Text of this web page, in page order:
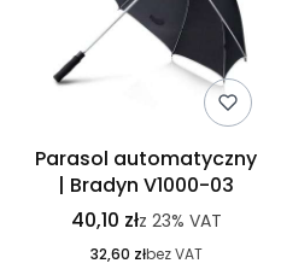
Parasol automatyczny
| Bradyn V1000-03
40,10 złz 23% VAT
32,60 złbez VAT